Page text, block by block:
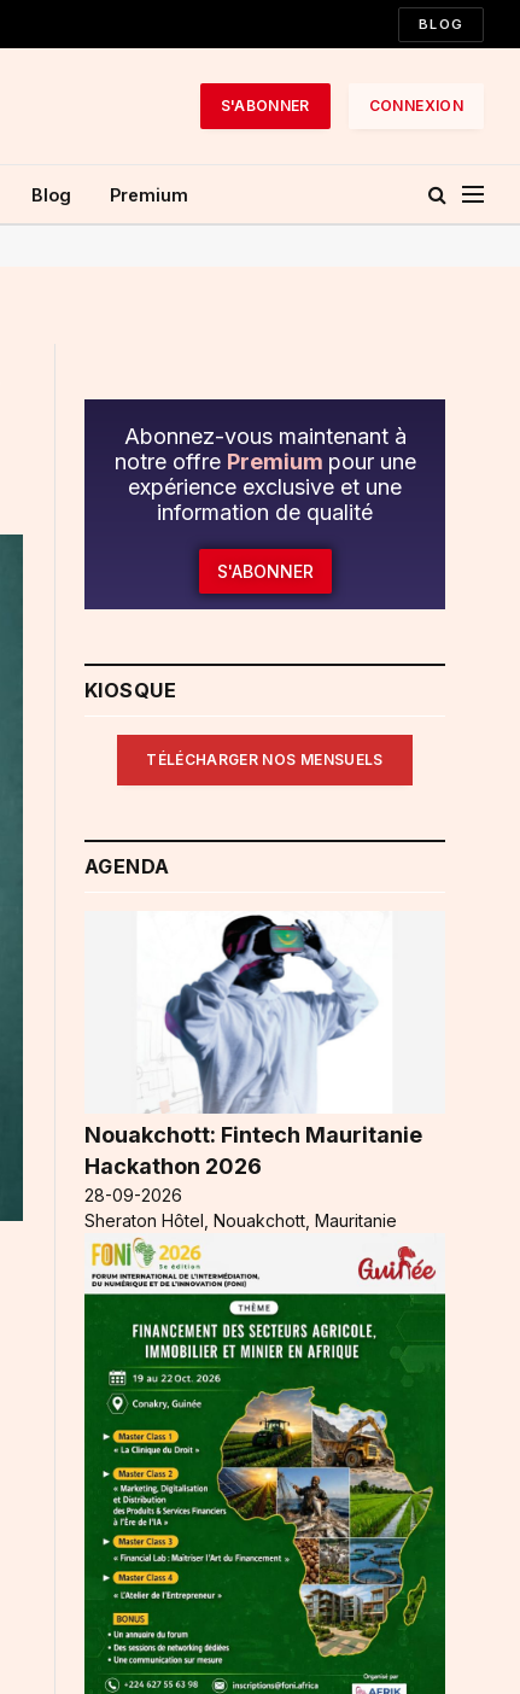
BLOG
S'ABONNER CONNEXION
Blog Premium
Abonnez-vous maintenant à
notre offre Premium pour une
expérience exclusive et une
information de qualité
S'ABONNER
KIOSQUE
TÉLÉCHARGER NOS MENSUELS
AGENDA
Nouakchott: Fintech Mauritanie
Hackathon 2026
28-09-2026
Sheraton Hôtel, Nouakchott, Mauritanie